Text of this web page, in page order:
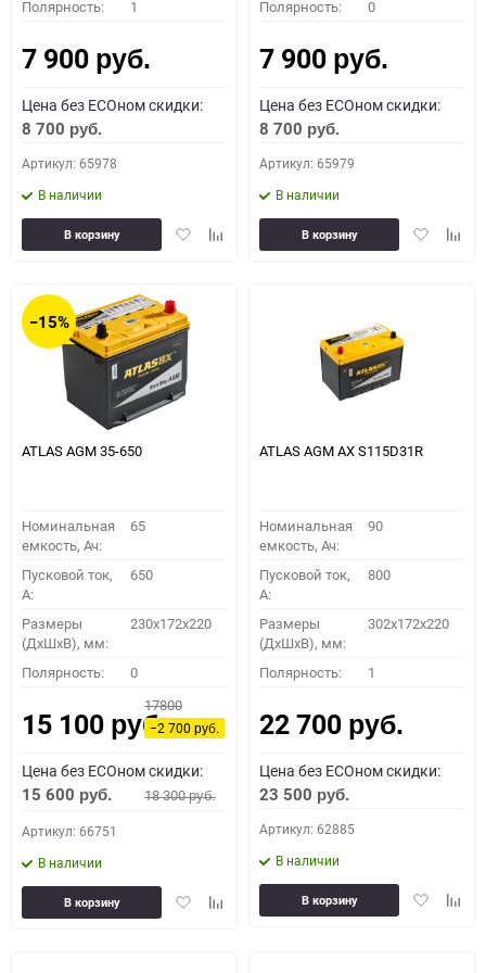
Полярность: 1
7 900 руб.
Цена без ECOном скидки:
8 700 руб.
Артикул: 65978
В наличии
ДобавитьДобавить
В корзину
Полярность: 0
7 900 руб.
Цена без ECOном скидки:
8 700 руб.
Артикул: 65979
В наличии
Добавить
В корзину
−15%
ATLAS AGM 35-650
Номинальная
емкость, Ач:
65
Пусковой ток,
A:
650
Размеры
(ДхШхВ), мм:
230x172x220
Полярность: 0
15 100 руб.
17800
−2 700руб.
Цена без ECOном скидки:
15 600 руб. 18 300руб.
Артикул: 66751
В наличии
ДобавитьДобавить
В корзину
ATLAS AGM AX S115D31R
Номинальная
емкость, Ач:
90
Пусковой ток,
A:
800
Размеры
(ДхШхВ), мм:
302x172x220
Полярность: 1
22 700 руб.
Цена без ECOном скидки:
23 500 руб.
Артикул: 62885
В наличии
Добавить
В корзину